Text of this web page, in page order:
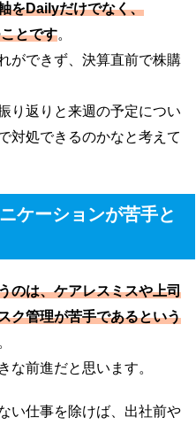
をDailyだけでなく、
とです。
ができず、決算直前で株購
り返りと来週の予定につい
対処できるのかなと考えて
ケーションが苦手と
のは、ケアレスミスや上司
ク管理が苦手であるという
な前進だと思います。
い仕事を除けば、出社前や